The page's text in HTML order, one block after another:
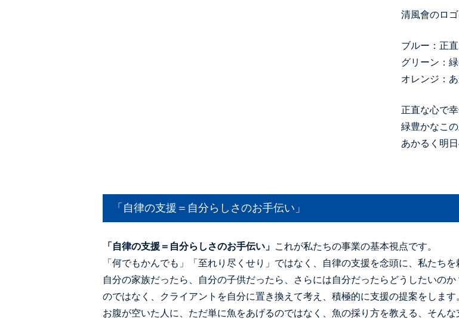
清風會のロ
ブルー：正
グリーン：
オレンジ：
正直な心で
緑豊かなこ
あかるく明
「自律の支援＝自分らしさのお手伝い」
「自律の支援＝自分らしさのお手伝い」 これが私たちの事業の基本視点です。
「何でもかんでも」「至れり尽くせり」ではなく、自律の支援を念頭に、私たち
自分の家族だったら、自分の子供だったら、さらには自分だったらどうしたいの
のではなく、クライアントを自分に置き換えて考え、積極的に支援の提案をします
お腹が空いた人に、ただ単に魚をあげるのではなく、魚の採り方を教える、そんな